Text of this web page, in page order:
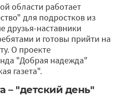
области работает
для подростков из
друзья-наставники
и готовы прийти на
О проекте
"Добрая надежда"
газета".
– "детский день"